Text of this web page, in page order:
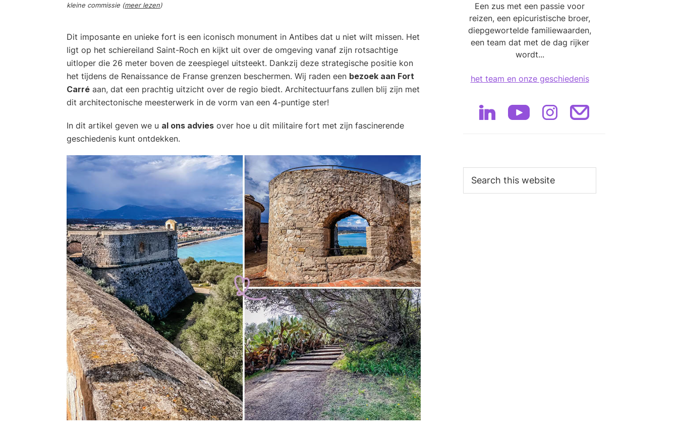
kleine commissie (meer lezen)
Dit imposante en unieke fort is een iconisch monument in Antibes dat u niet wilt missen. Het
ligt op het schiereiland Saint-Roch en kijkt uit over de omgeving vanaf zijn rotsachtige
uitloper die 26 meter boven de zeespiegel uitsteekt. Dankzij deze strategische positie kon
het tijdens de Renaissance de Franse grenzen beschermen. Wij raden een bezoek aan Fort
Carré aan, dat een prachtig uitzicht over de regio biedt. Architectuurfans zullen blij zijn met
dit architectonische meesterwerk in de vorm van een 4-puntige ster!
In dit artikel geven we u al ons advies over hoe u dit militaire fort met zijn fascinerende
geschiedenis kunt ontdekken.
Een zus met een passie voor
reizen, een epicuristische broer,
diepgewortelde familiewaarden,
een team dat met de dag rijker
wordt...
het team en onze geschiedenis
this